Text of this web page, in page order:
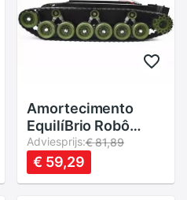
Amortecimento
EquilíBrio Robô
Tanque Chassis
Crawler Plataforma
Com Sistema de
Adviesprijs:€ 81,89
€ 59,29